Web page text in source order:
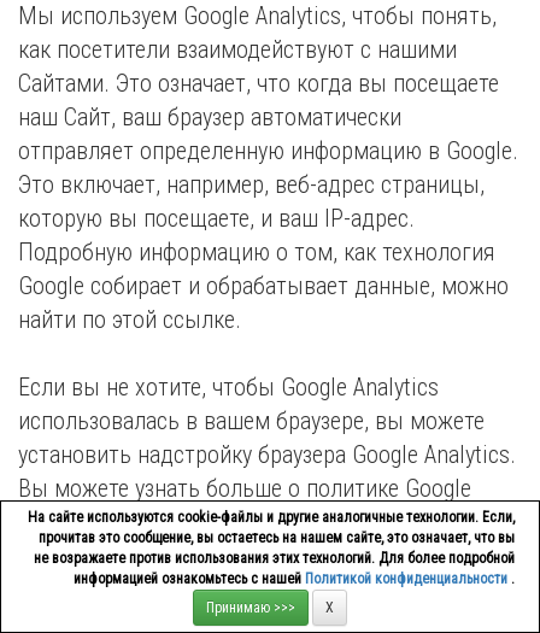
Мы используем Google Analytics, чтобы понять,
как посетители взаимодействуют с нашими
Сайтами. Это означает, что когда вы посещаете
наш Сайт, ваш браузер автоматически
отправляет определенную информацию в Google.
Это включает, например, веб-адрес страницы,
которую вы посещаете, и ваш IP-адрес.
Подробную информацию о том, как технология
Google собирает и обрабатывает данные, можно
найти по этой ссылке.
Если вы не хотите, чтобы Google Analytics
использовалась в вашем браузере, вы можете
установить надстройку браузера Google Analytics.
Вы можете узнать больше о политике Google
Analytics и конфиденциальности Google.
Посетители, Клиенты, Независимые Партнеры
ВИМГРЭЙС всегда могут отказаться от файлов
На сайте используются cookie-файлы и другие аналогичные технологии. Если,
прочитав это сообщение, вы остаетесь на нашем сайте, это означает, что вы
не возражаете против использования этих технологий. Для более подробной
информацией ознакомьтесь с нашей Политикой конфиденциальности .
Принимаю >>>
X